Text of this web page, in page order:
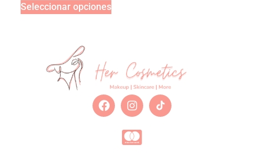
Seleccionar opciones